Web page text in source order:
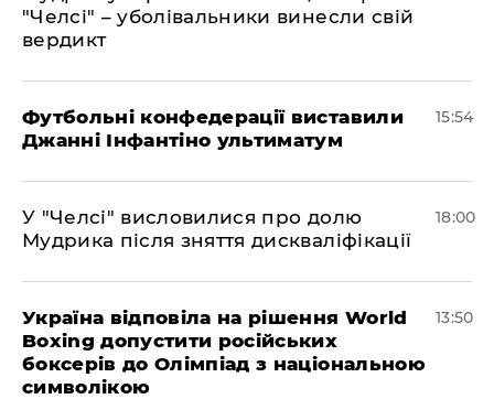
"Челсі" – уболівальники винесли свій
вердикт
Футбольні конфедерації виставили
Джанні Інфантіно ультиматум
15:54
У "Челсі" висловилися про долю
Мудрика після зняття дискваліфікації
18:00
Україна відповіла на рішення World
Boxing допустити російських
боксерів до Олімпіад з національною
символікою
13:50